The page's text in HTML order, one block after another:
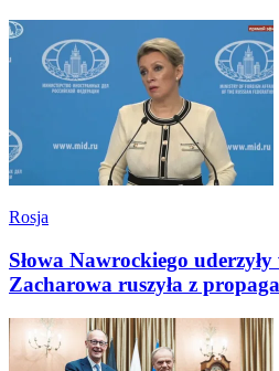
Rosja
Słowa Nawrockiego
Zacharowa ruszyła z